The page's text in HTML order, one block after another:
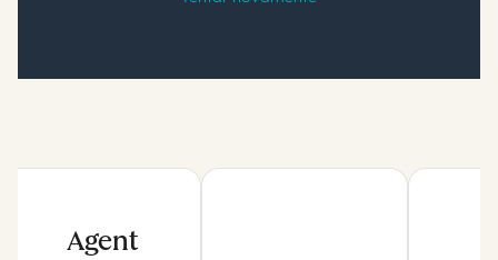
Agent